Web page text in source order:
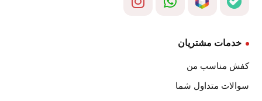
خدمات مشتریان
کفش مناسب من
سوالات متداول شما